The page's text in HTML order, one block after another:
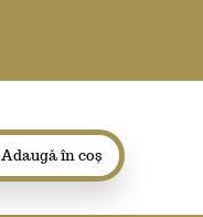
Adaugă în coș